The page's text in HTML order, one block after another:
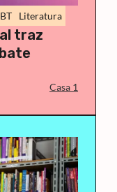
Literatura
traz
Casa 1